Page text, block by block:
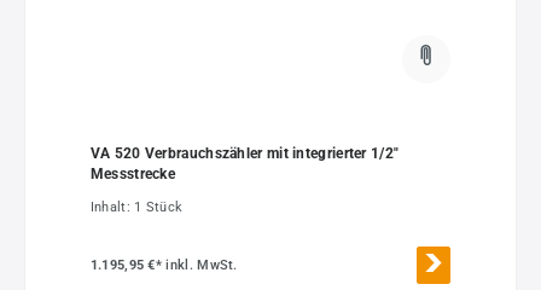
VA 520 Verbrauchszähler mit integrierter 1/2"
Messstrecke
Inhalt: 1 Stück
1.195,95 €*inkl. MwSt.